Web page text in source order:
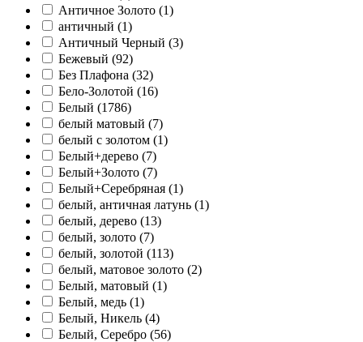
Античное Золото (1)
античный (1)
Античный Черный (3)
Бежевый (92)
Без Плафона (32)
Бело-Золотой (16)
Белый (1786)
белый матовый (7)
белый с золотом (1)
Белый+дерево (7)
Белый+Золото (7)
Белый+Серебряная (1)
белый, античная латунь (1)
белый, дерево (13)
белый, золото (7)
белый, золотой (113)
белый, матовое золото (2)
Белый, матовый (1)
Белый, медь (1)
Белый, Никель (4)
Белый, Серебро (56)